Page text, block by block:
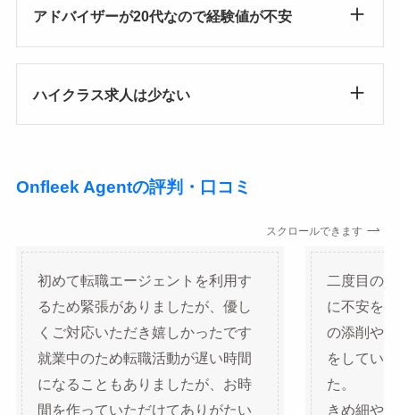
アドバイザーが20代なので経験値が不安
ハイクラス求人は少ない
Onfleek Agentの評判・口コミ
スクロールできます
初めて転職エージェントを利用す
るため緊張がありましたが、優し
くご対応いただき嬉しかったです
就業中のため転職活動が遅い時間
になることもありましたが、お時
間を作っていただけてありがたい
二度目の
に不安を
の添削や
をしてい
た。
きめ細や